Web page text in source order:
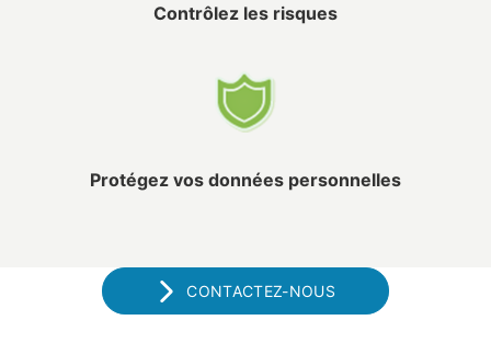
Contrôlez les risques
Protégez vos données personnelles
CONTACTEZ-NOUS